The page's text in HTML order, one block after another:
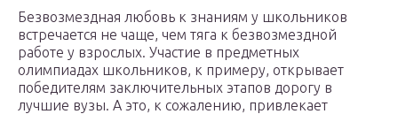
Безвозмездная любовь к знаниям у школьников
встречается не чаще, чем тяга к безвозмездной
работе у взрослых. Участие в предметных
олимпиадах школьников, к примеру, открывает
победителям заключительных этапов дорогу в
лучшие вузы. А это, к сожалению, привлекает